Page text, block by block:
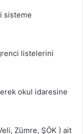
sisteme
listelerini
okul idaresine
Zümre, ŞÖK ) ait